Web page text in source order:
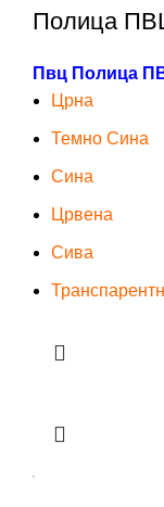
Полица
Пвц Полица
Црна
Темно Сина
Сина
Црвена
Сива